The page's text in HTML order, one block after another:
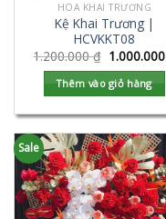
HOA KHAI TRƯƠNG
Kệ Khai Trương |
HCVKKT08
1.200.000₫ 1.000.000
Thêm vào giỏ hàng
Sale